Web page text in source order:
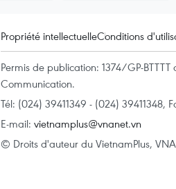
Propriété intellectuelleConditions
Permis de publication: 1374/GP-
Communication.
Tél: (024) 39411349 - (024) 39411348,
E-mail: vietnamplus@vnanet.vn
© Droits d'auteur du VietnamPlus,